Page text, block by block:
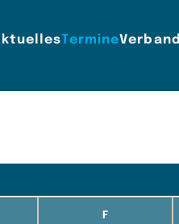
TermineVerband
F